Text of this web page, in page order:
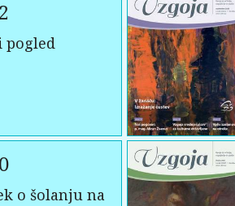
pogled
o šolanju na